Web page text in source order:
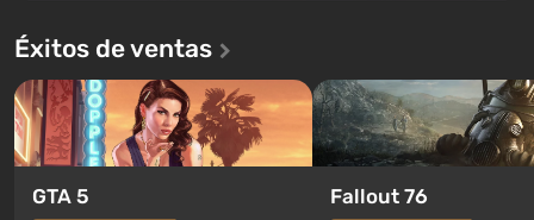
Éxitos de ventas
GTA 5 Fallout 76